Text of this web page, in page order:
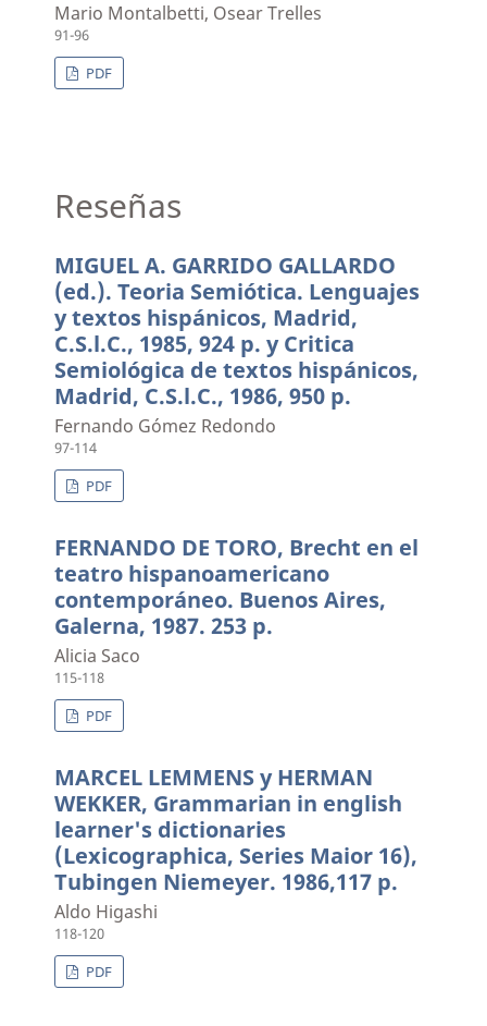
Mario Montalbetti, Osear Trelles
91-96
PDF
Reseñas
MIGUEL A. GARRIDO GALLARDO
(ed.). Teoria Semiótica. Lenguajes
y textos hispánicos, Madrid,
C.S.l.C., 1985, 924 p. y Critica
Semiológica de textos hispánicos,
Madrid, C.S.l.C., 1986, 950 p.
Fernando Gómez Redondo
97-114
PDF
FERNANDO DE TORO, Brecht en el
teatro hispanoamericano
contemporáneo. Buenos Aires,
Galerna, 1987. 253 p.
Alicia Saco
115-118
PDF
MARCEL LEMMENS y HERMAN
WEKKER, Grammarian in english
learner's dictionaries
(Lexicographica, Series Maior 16),
Tubingen Niemeyer. 1986,117 p.
Aldo Higashi
118-120
PDF